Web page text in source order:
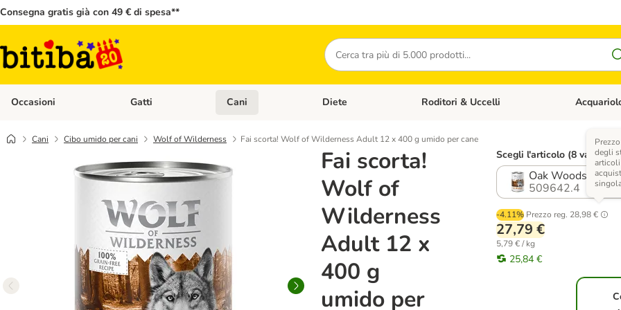
Consegna gratis già con 49 € di spesa**
Cerca
Occasioni Apri Menù Categoria: Occasioni
Gatti Apri Menù Categoria: Gatti
Cani Apri Menù Categoria: Cani
Diete Apri Menù Categoria: Diete
Roditori & Uccelli Apri Menù
Cani Cibo umido per cani Wolf of Wilderness Fai scorta! Wolf of Wilderness Adult 12 x 400 g umido per cane
Fai scorta!
Wolf of
Wilderness
Adult 12 x
400 g
umido per
Scegli l'articolo (8 varianti)
Oak Woods -
509642.4
-4.11% Prezzo reg. 28,98 €
degli
articoli
27,79 €
5,79 € / kg
25,84 €